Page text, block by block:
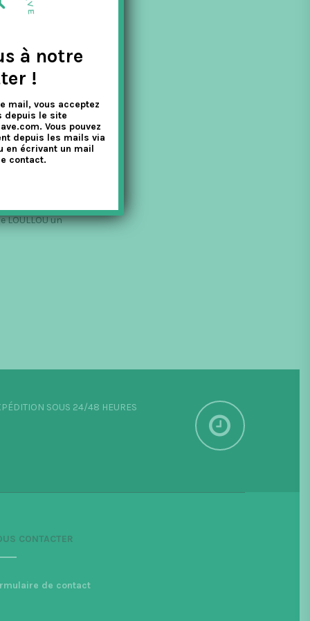
LOULLOU un
SOUS 24/48 HEURES
CONTACTER
de contact
à notre
!
mail, vous acceptez
depuis le site
Vous pouvez
depuis les mails via
en écrivant un mail
contact.